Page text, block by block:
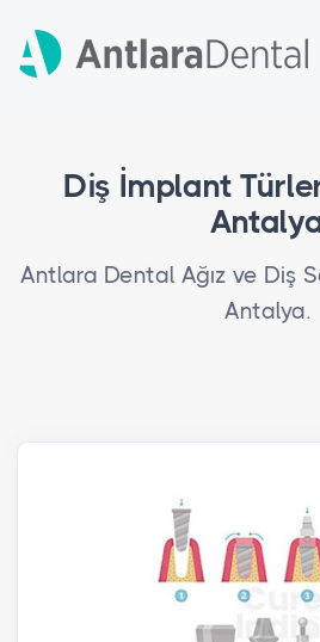
Diş İmplant
Antlara Dental Ağız ve Diş
Antalya.